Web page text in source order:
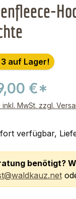
auf Lager!
€*
inkl. MwSt. zzgl.
verfügbar,
benötigt?